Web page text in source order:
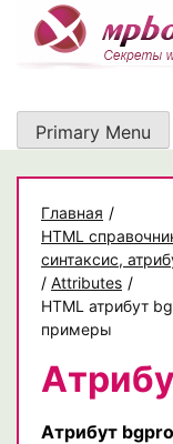
content
Primary Menu
Главная /
HTML
синтаксис,
/ Attributes /
HTML атрибут
примеры
Атрибут